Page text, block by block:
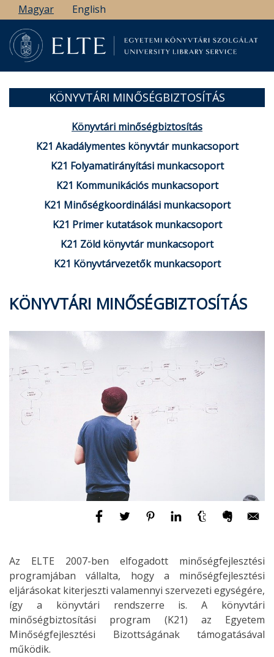
Ugrás
a
tartalomra
Magyar English
KÖNYVTÁRI MINŐSÉGBIZTOSÍTÁS
Könyvtári minőségbiztosítás
K21 Akadálymentes könyvtár munkacsoport
K21 Folyamatirányítási munkacsoport
K21 Kommunikációs munkacsoport
K21 Minőségkoordinálási munkacsoport
K21 Primer kutatások munkacsoport
K21 Zöld könyvtár munkacsoport
K21 Könyvtárvezetők munkacsoport
KÖNYVTÁRI MINŐSÉGBIZTOSÍTÁS
Az ELTE 2007-ben elfogadott minőségfejlesztési
programjában vállalta, hogy a minőségfejlesztési
eljárásokat kiterjeszti valamennyi szervezeti egységére,
így a könyvtári rendszerre is. A könyvtári
minőségbiztosítási program (K21) az Egyetem
Minőségfejlesztési Bizottságának támogatásával
működik.